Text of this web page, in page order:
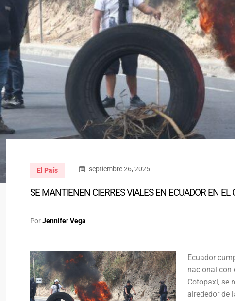
El País septiembre 26, 2025
SE MANTIENEN CIERRES VIALES EN ECUADOR EN EL
PorJennifer Vega
Ecuador
nacional con
Cotopaxi, se
alrededor de